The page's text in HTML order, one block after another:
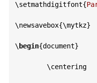
\setmathdigitfont{
\newsavebox{\mytkz}
\ begin{document}
	\
centering